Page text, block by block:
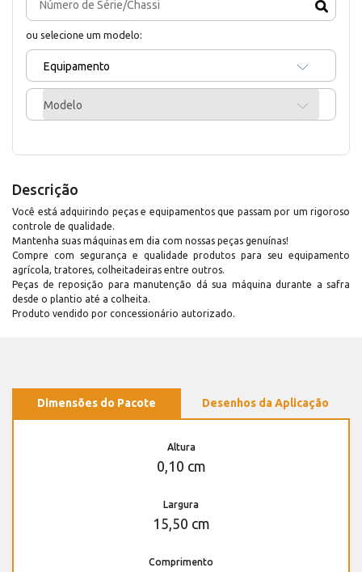
ou selecione um modelo:
Equipamento
Modelo
Descrição
Você está adquirindo peças e equipamentos que passam por um rigoroso
controle de qualidade.
Mantenha suas máquinas em dia com nossas peças genuínas!
Compre com segurança e qualidade produtos para seu equipamento
agrícola, tratores, colheitadeiras entre outros.
Peças de reposição para manutenção dá sua máquina durante a safra
desde o plantio até a colheita.
Produto vendido por concessionário autorizado.
Dimensões do Pacote Desenhos da Aplicação
Altura
0,10 cm
Largura
15,50 cm
Comprimento